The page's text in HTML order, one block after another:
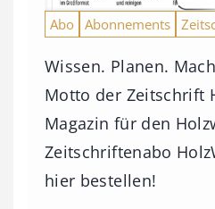
Abo Abonnements
Wissen. Planen.
Motto der Zeitschrift
Magazin für den
Zeitschriftenabo
hier bestellen!